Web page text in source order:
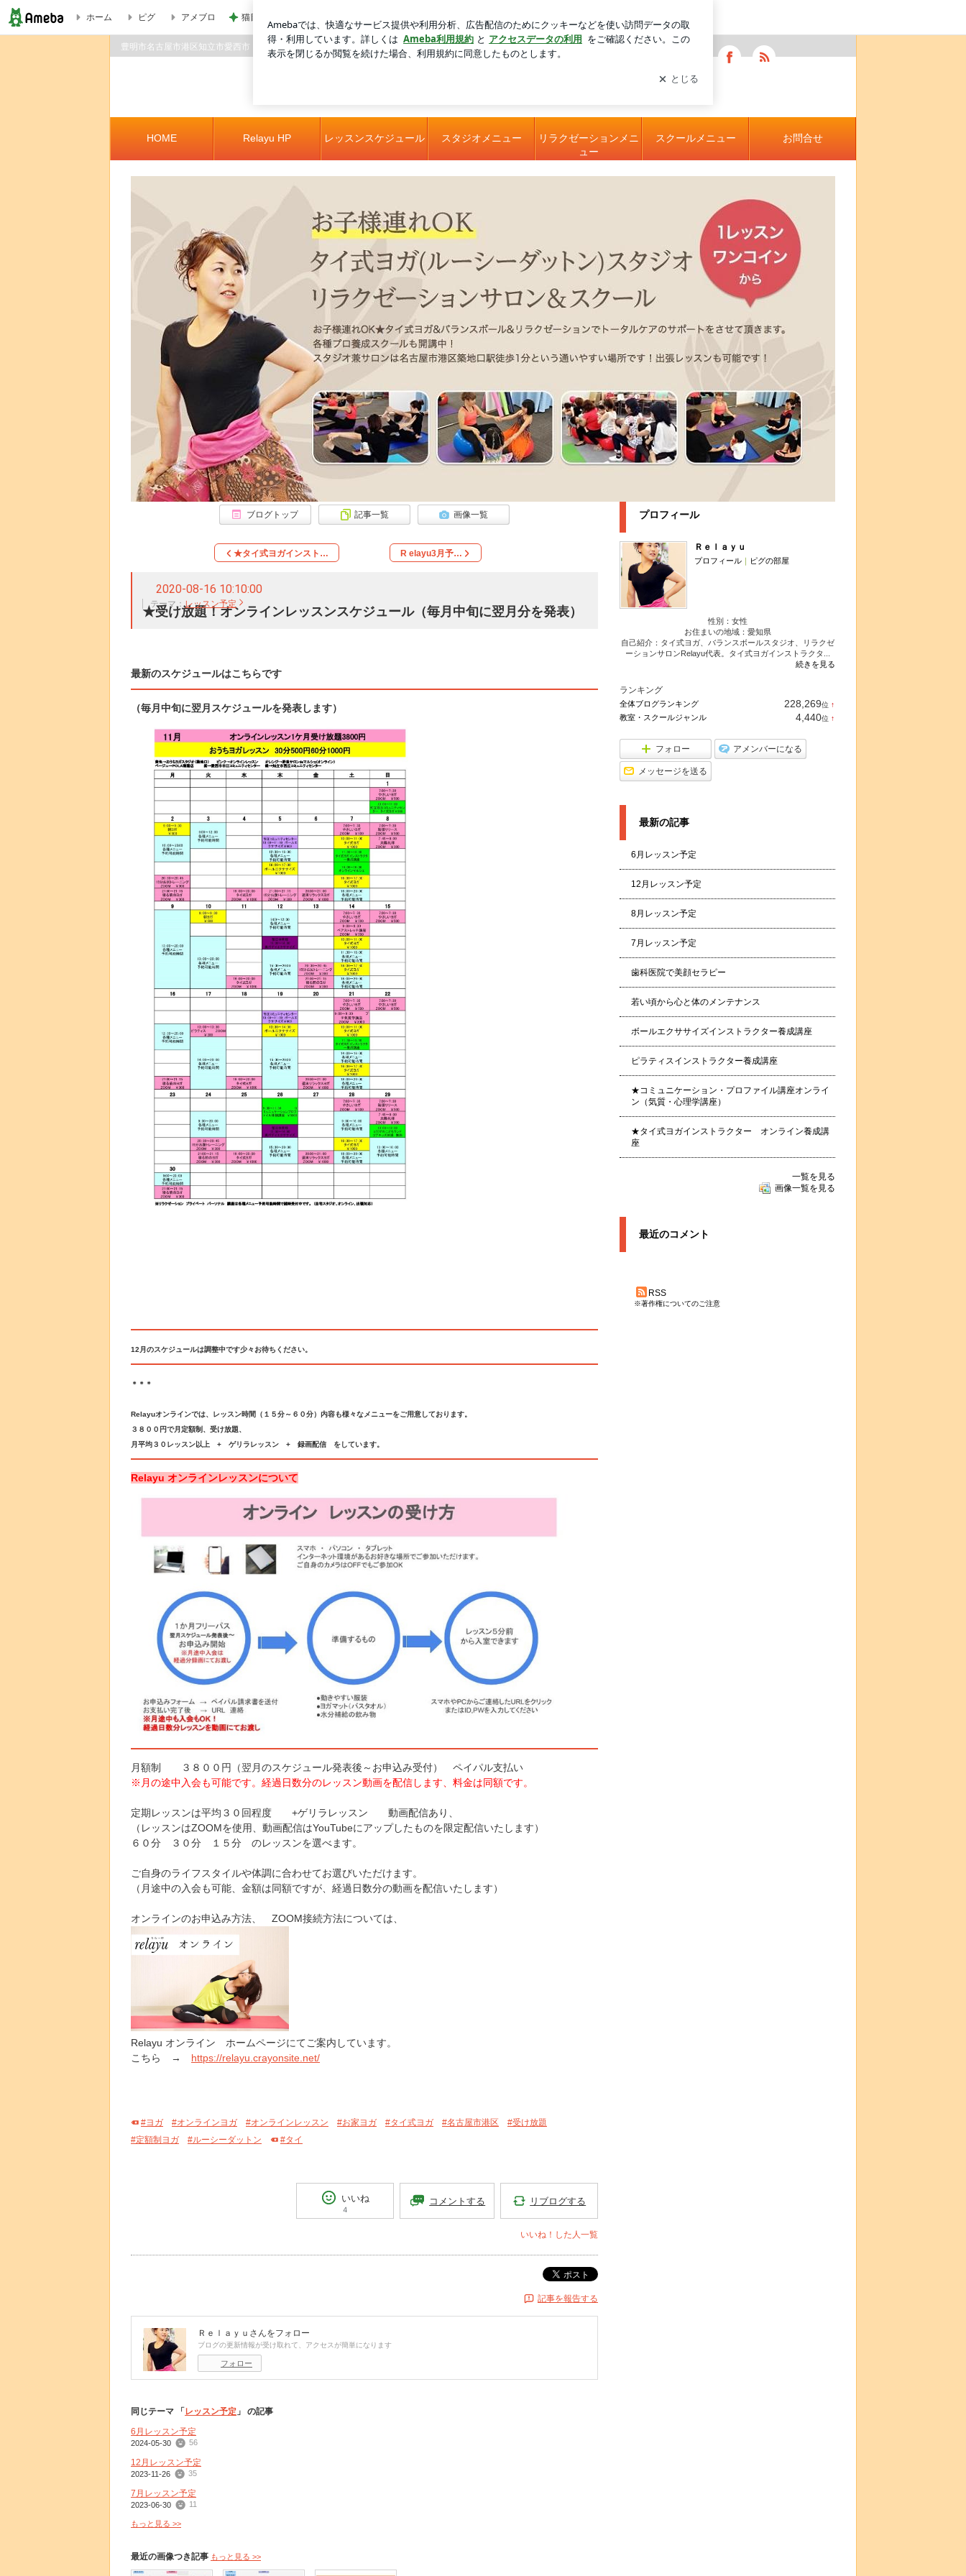
★受け放題！オンラインレッスンスケジュール（毎月中旬に翌月分を発表） | 豊明市名古屋市港区知立市愛西市 タイ式ヨガ ピラティス リラクゼーションサロン&スクールRelayuりら
ホーム ピグ アメブロ 猫目当てで買ったカルディのグッズ
豊明市名古屋市港区知立市愛西市 タイ式ヨガ ピラティス リラクゼーションサロン&スクールRelayuりらーゆ
ブログトップ 記事一覧 画像一覧
★タイ式ヨガインスト… R elayu3月予…
★受け放題！オンラインレッスンスケジュール（毎月中旬に翌月分を発表）
2020-08-16 10:10:00
テーマ：レッスン予定
最新のスケジュールはこちらです
（毎月中旬に翌月スケジュールを発表します）
12月のスケジュールは調整中です少々お待ちください。
＊＊＊
Relayuオンラインでは、レッスン時間（１５分～６０分）内容も様々なメニューをご用意しております。
３８００円で月定額制、受け放題、
月平均３０レッスン以上 + ゲリラレッスン + 録画配信 をしています。
Relayu オンラインレッスンについて
月額制 ３８００円（翌月のスケジュール発表後～お申込み受付） ペイパル支払い
※月の途中入会も可能です。経過日数分のレッスン動画を配信します、料金は同額です。
定期レッスンは平均３０回程度 +ゲリラレッスン 動画配信あり、
（レッスンはZOOMを使用、動画配信はYouTubeにアップしたものを限定配信いたします）
６０分 ３０分 １５分 のレッスンを選べます。
ご自身のライフスタイルや体調に合わせてお選びいただけます。
（月途中の入会も可能、金額は同額ですが、経過日数分の動画を配信いたします）
オンラインのお申込み方法、 ZOOM接続方法については、
Relayu オンライン ホームページにてご案内しています。
こちら → https://relayu.crayonsite.net/
#ヨガ #オンラインヨガ #オンラインレッスン #お家ヨガ #タイ式ヨガ #名古屋市港区
#受け放題
#定額制ヨガ
#ルーシーダットン #タイ
いいね
4
コメントする リブログする
いいね！した人一覧
ポスト
記事を報告する
Ｒｅｌａｙｕ さんをフォロー
ブログの更新情報が受け取れて、アクセスが簡単になります
フォロー
同じテーマ 「 レッスン予定 」 の記事
6月レッスン予定
2024-05-30 56
12月レッスン予定
2023-11-26 35
7月レッスン予定
2023-06-30 11
もっと見る >>
最近の画像つき記事 もっと見る >>
プロフィール
Ｒｅｌａｙｕ
プロフィール ｜ ピグの部屋
性別： 女性
お住まいの地域： 愛知県
自己紹介：タイ式ヨガ、バランスボールスタジオ、リラクゼ
ーションサロンRelayu代表。タイ式ヨガインストラクタ...
続きを見る
ランキング
全体ブログランキング 228,269位 ↑
教室・スクールジャンル 4,440位 ↑
フォロー アメンバーになる
メッセージを送る
最新の記事
6月レッスン予定
12月レッスン予定
8月レッスン予定
7月レッスン予定
歯科医院で美顔セラピー
若い頃から心と体のメンテナンス
ボールエクササイズインストラクター養成講座
ピラティスインストラクター養成講座
★コミュニケーション・プロファイル講座オンライ
ン（気質・心理学講座）
★タイ式ヨガインストラクター オンライン養成講
座
一覧を見る
画像一覧を見る
最近のコメント
HOME Relayu HP レッスンスケジュール スタジオメニュー
リラクゼーションメニ
ュー
スクールメニュー お問合せ
RSS
※著作権についてのご注意